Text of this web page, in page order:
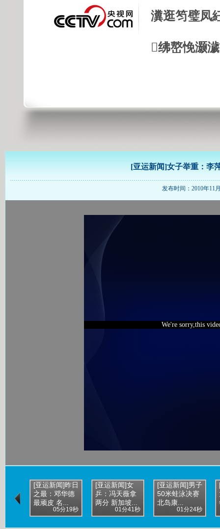
瀵逛笉璧凤
绋嶅悗灏
[亚运新闻]女子举重：李
发布时间：2010年11
We're sorry,this
[亚运新闻]昨日
之最：邓华德
最顽皮 名...
05分19秒
[亚运新闻]女
乒：冯天薇拿
两分 新加坡...
01分41秒
[亚运新闻]男子
50米蛙泳决赛
北岛康...
01分24秒